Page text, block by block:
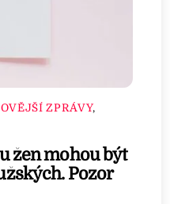
ZPRÁVY,
žen mohou být
Pozor